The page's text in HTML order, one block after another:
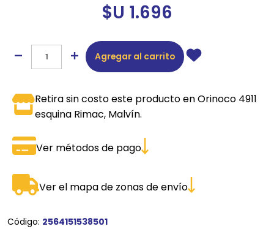
$U 1.696
Agregar al carrito
Retira sin costo este producto en Orinoco 4911
esquina Rimac, Malvín.
Ver métodos de pago
Ver el mapa de zonas de envío
Código: 2564151538501